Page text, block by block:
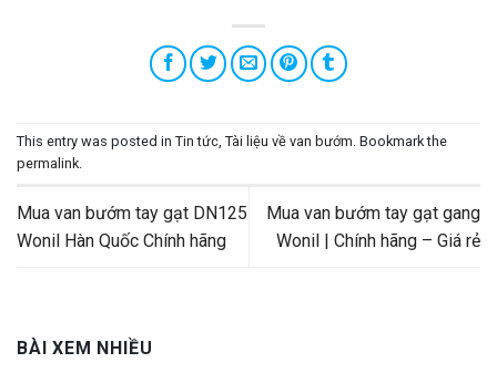
BÀI XEM NHIỀU
This entry was posted in Tin tức, Tài liệu về van bướm. Bookmark the
permalink.
Mua van bướm tay gạt DN125
Wonil Hàn Quốc Chính hãng
Mua van bướm tay gạt gang
Wonil | Chính hãng – Giá rẻ